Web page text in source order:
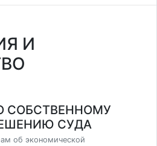
И
СОБСТВЕННОМУ
СУДА
об экономической